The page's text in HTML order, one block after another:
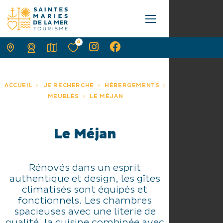
ACCUEIL JE RECHERCHE
HÉBERGEMENTS
MEUBLÉS
LE MÉJAN
Le Méjan
Rénovés dans un esprit
authentique et design, les gîtes
climatisés sont équipés et
fonctionnels. Les chambres
spacieuses avec une literie de
0